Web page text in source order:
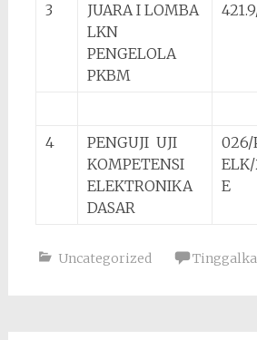
3
JUARA I LOMBA
LKN
PENGELOLA
PKBM
4
PENGUJI UJI
KOMPETENSI
ELEKTRONIKA
DASAR
026/
E
Uncategorized